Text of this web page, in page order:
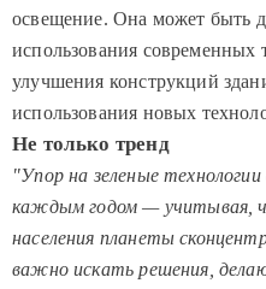
освещение. Она может быть
использования современных
улучшения конструкций
использования новых
Не только тренд
"Упор на зеленые
каждым годом — учитывая,
населения планеты
важно искать решения,